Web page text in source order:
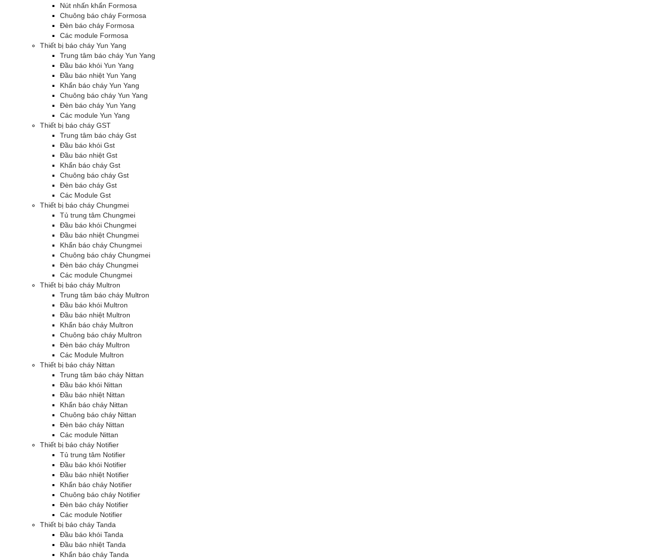
Nút nhấn khẩn Formosa
Chuông báo cháy Formosa
Đèn báo cháy Formosa
Các module Formosa
Thiết bị báo cháy Yun Yang
Trung tâm báo cháy Yun Yang
Đầu báo khói Yun Yang
Đầu báo nhiệt Yun Yang
Khẩn báo cháy Yun Yang
Chuông báo cháy Yun Yang
Đèn báo cháy Yun Yang
Các module Yun Yang
Thiết bị báo cháy GST
Trung tâm báo cháy Gst
Đầu báo khói Gst
Đầu báo nhiệt Gst
Khẩn báo cháy Gst
Chuông báo cháy Gst
Đèn báo cháy Gst
Các Module Gst
Thiết bị báo cháy Chungmei
Tủ trung tâm Chungmei
Đầu báo khói Chungmei
Đầu báo nhiệt Chungmei
Khẩn báo cháy Chungmei
Chuông báo cháy Chungmei
Đèn báo cháy Chungmei
Các module Chungmei
Thiết bị báo cháy Multron
Trung tâm báo cháy Multron
Đầu báo khói Multron
Đầu báo nhiệt Multron
Khẩn báo cháy Multron
Chuông báo cháy Multron
Đèn báo cháy Multron
Các Module Multron
Thiết bị báo cháy Nittan
Trung tâm báo cháy Nittan
Đầu báo khói Nittan
Đầu báo nhiệt Nittan
Khẩn báo cháy Nittan
Chuông báo cháy Nittan
Đèn báo cháy Nittan
Các module Nittan
Thiết bị báo cháy Notifier
Tủ trung tâm Notifier
Đầu báo khói Notifier
Đầu báo nhiệt Notifier
Khẩn báo cháy Notifier
Chuông báo cháy Notifier
Đèn báo cháy Notifier
Các module Notifier
Thiết bị báo cháy Tanda
Đầu báo khói Tanda
Đầu báo nhiệt Tanda
Khẩn báo cháy Tanda